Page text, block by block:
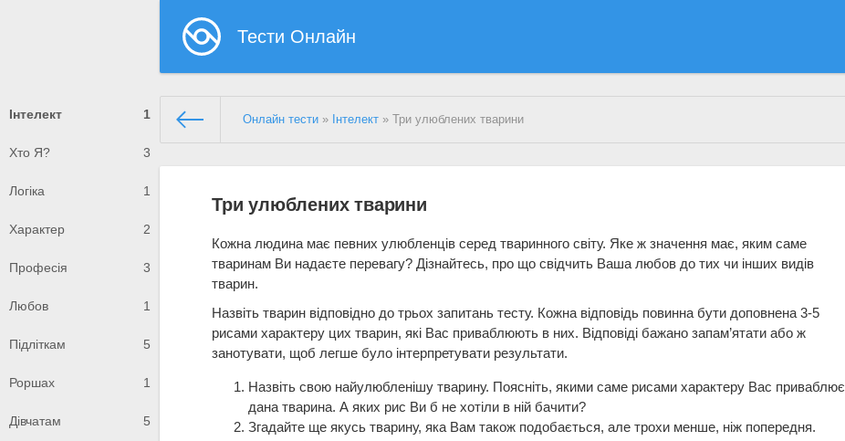
Тести Онлайн
Інтелект 1
Хто Я? 3
Логіка 1
Характер 2
Професія 3
Любов 1
Підліткам 5
Роршах 1
Дівчатам 5
Онлайн тести » Інтелект » Три улюблених тварини
Три улюблених тварини
Кожна людина має певних улюбленців серед тваринного світу. Яке ж значення має, яким саме
тваринам Ви надаєте перевагу? Дізнайтесь, про що свідчить Ваша любов до тих чи інших видів
тварин.
Назвіть тварин відповідно до трьох запитань тесту. Кожна відповідь повинна бути доповнена 3-5
рисами характеру цих тварин, які Вас приваблюють в них. Відповіді бажано запам’ятати або ж
занотувати, щоб легше було інтерпретувати результати.
Назвіть свою найулюбленішу тварину. Поясніть, якими саме рисами характеру Вас приваблює
дана тварина. А яких рис Ви б не хотіли в ній бачити?
Згадайте ще якусь тварину, яка Вам також подобається, але трохи менше, ніж попередня.